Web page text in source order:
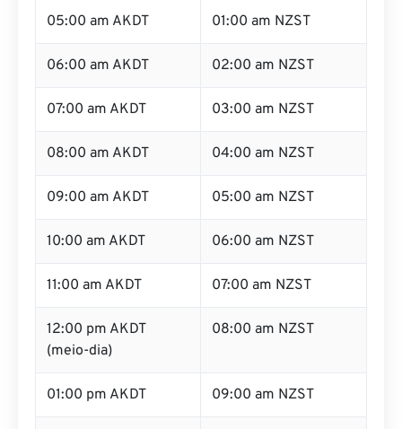
05:00 am AKDT 01:00 am NZST
06:00 am AKDT 02:00 am NZST
07:00 am AKDT 03:00 am NZST
08:00 am AKDT 04:00 am NZST
09:00 am AKDT 05:00 am NZST
10:00 am AKDT 06:00 am NZST
11:00 am AKDT 07:00 am NZST
12:00 pm AKDT
(meio-dia)
08:00 am NZST
01:00 pm AKDT 09:00 am NZST